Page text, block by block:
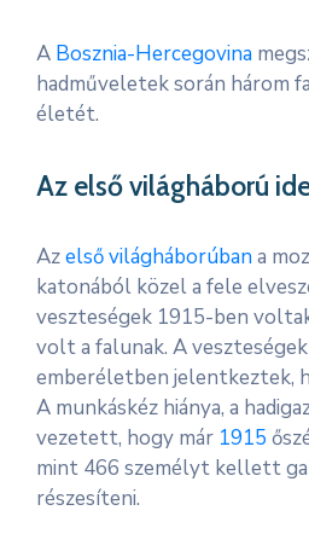
A Bosznia-Hercegovina
hadműveletek során három
életét.
Az első világháború
Azelső világháborúbana
katonából közel a fele
veszteségek 1915-ben
volt a falunak. A
emberéletben jelentkeztek,
A munkáskéz hiánya, a
vezetett, hogy már 1915
mint 466 személyt kellett
részesíteni.